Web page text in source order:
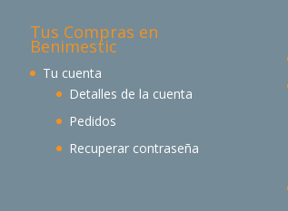
Tus Compras en
Benimestic
Tu cuenta
Detalles de la cuenta
Pedidos
Recuperar contraseña